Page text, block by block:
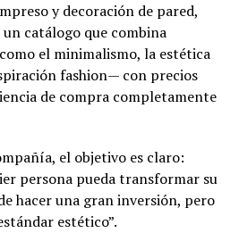
y decoración de pared,
catálogo que combina
el minimalismo, la estética
fashion— con precios
de compra completamente
el objetivo es claro:
persona pueda transformar su
hacer una gran inversión, pero
estético”.